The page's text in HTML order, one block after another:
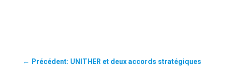
← Précédent: UNITHER et deux accords stratégiques